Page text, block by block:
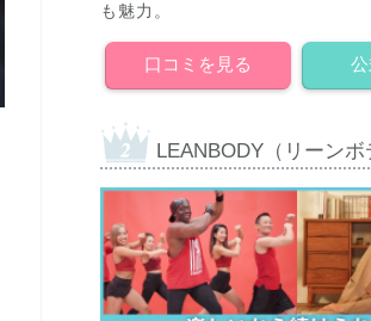
も魅力。
口コミを見る
LEANBODY（リーンボ